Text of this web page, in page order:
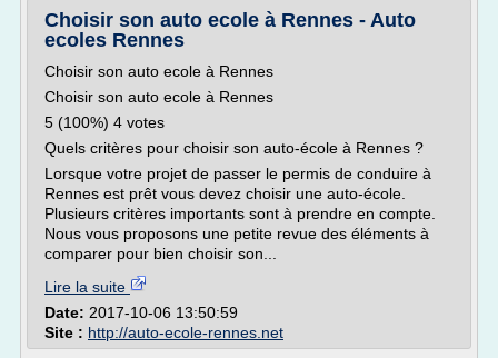
Choisir son auto ecole à Rennes - Auto
ecoles Rennes
Choisir son auto ecole à Rennes
Choisir son auto ecole à Rennes
5 (100%) 4 votes
Quels critères pour choisir son auto-école à Rennes ?
Lorsque votre projet de passer le permis de conduire à
Rennes est prêt vous devez choisir une auto-école.
Plusieurs critères importants sont à prendre en compte.
Nous vous proposons une petite revue des éléments à
comparer pour bien choisir son...
Lire la suite
Date: 2017-10-06 13:50:59
Site : http://auto-ecole-rennes.net